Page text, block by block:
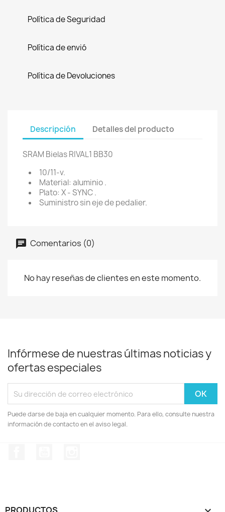
Política de Seguridad
Política de envió
Política de Devoluciones
Descripción Detalles del producto
SRAM Bielas RIVAL1 BB30
10/11-v.
Material: aluminio .
Plato: X - SYNC .
Suministro sin eje de pedalier.
Comentarios (0)
No hay reseñas de clientes en este momento.
Infórmese de nuestras últimas noticias y
ofertas especiales
Puede darse de baja en cualquier momento. Para ello, consulte nuestra
información de contacto en el aviso legal.